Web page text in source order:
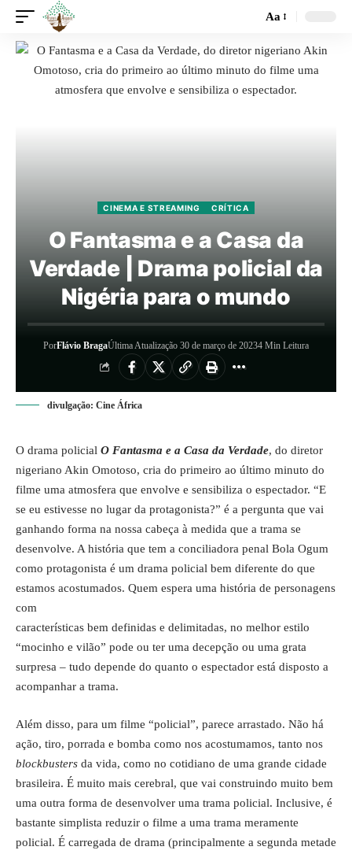
Aa
CINEMA E STREAMING CRÍTICA
O Fantasma e a Casa da
Verdade | Drama policial da
Nigéria para o mundo
PorFlávio BragaÚltima Atualização 30 de março de 20234 Min Leitura
divulgação: Cine África
O drama policial O Fantasma e a Casa da Verdade, do diretor
nigeriano Akin Omotoso, cria do primeiro ao último minuto do
filme uma atmosfera que envolve e sensibiliza o espectador. “E
se eu estivesse no lugar da protagonista?” é a pergunta que vai
ganhando forma na nossa cabeça à medida que a trama se
desenvolve. A história que tem a conciliadora penal Bola Ogum
como protagonista é um drama policial bem diferente do que
estamos acostumados. Quem espera uma história de personagens
com
características bem definidas e delimitadas, no melhor estilo
“mocinho e vilão” pode ou ter uma decepção ou uma grata
surpresa – tudo depende do quanto o espectador está disposto a
acompanhar a trama.
Além disso, para um filme “policial”, parece arrastado. Não há
ação, tiro, porrada e bomba como nos acostumamos, tanto nos
blockbusters da vida, como no cotidiano de uma grande cidade
brasileira. É muito mais cerebral, que vai construindo muito bem
uma outra forma de desenvolver uma trama policial. Inclusive, é
bastante simplista reduzir o filme a uma trama meramente
policial. É carregada de drama (principalmente a segunda metade